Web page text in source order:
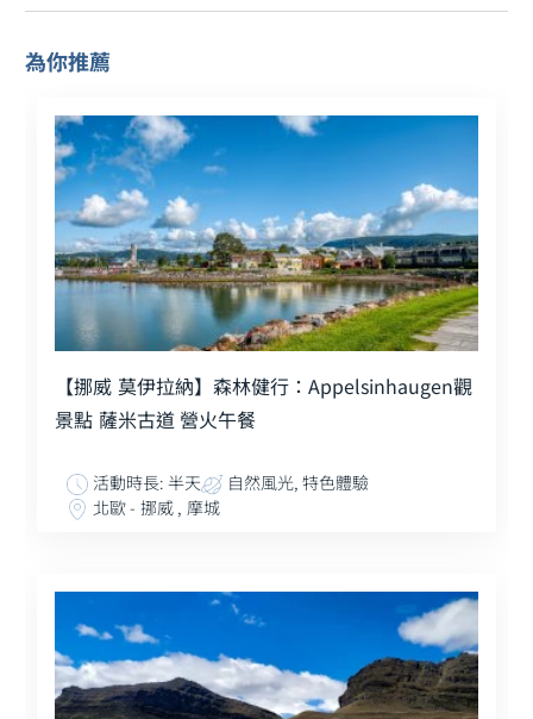
為你推薦
【挪威 莫伊拉納】森林健行：Appelsinhaugen觀
景點 薩米古道 營火午餐
活動時長: 半天
自然風光, 特色體驗
北歐 - 挪威 , 摩城